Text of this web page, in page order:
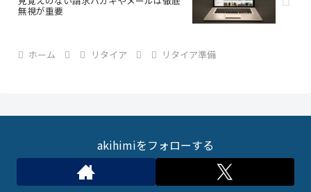
無視が重要
ホーム リタイア リタイア準備
akihimiをフォローする